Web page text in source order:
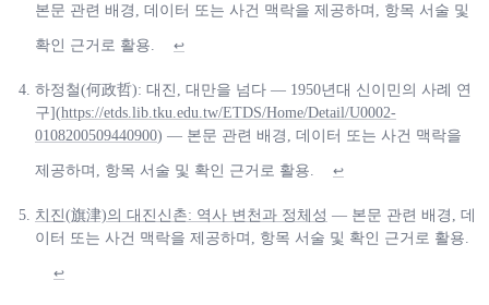
본문 관련 배경, 데이터 또는 사건 맥락을 제공하며, 항목 서술 및
확인 근거로 활용. ↩
하정철(何政哲): 대진, 대만을 넘다 — 1950년대 신이민의 사례 연
구](https://etds.lib.tku.edu.tw/ETDS/Home/Detail/U0002-
0108200509440900) — 본문 관련 배경, 데이터 또는 사건 맥락을
제공하며, 항목 서술 및 확인 근거로 활용. ↩
치진(旗津)의 대진신촌: 역사 변천과 정체성 — 본문 관련 배경, 데
이터 또는 사건 맥락을 제공하며, 항목 서술 및 확인 근거로 활용.
↩